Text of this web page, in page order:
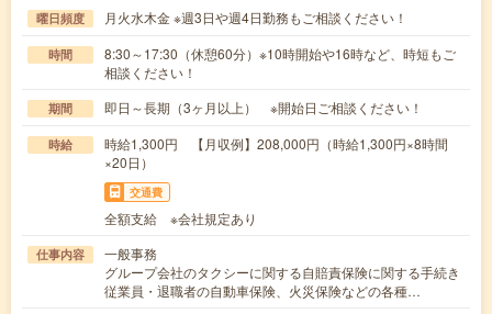
曜日頻度 月火水木金 ※週3日や週4日勤務もご相談ください！
時間
8:30～17:30（休憩60分）※10時開始や16時など、時短もご
相談ください！
期間 即日～長期（3ヶ月以上） ※開始日ご相談ください！
時給
時給1,300円 【月収例】208,000円（時給1,300円×8時間
×20日）
交通費
全額支給 ※会社規定あり
仕事内容
一般事務
グループ会社のタクシーに関する自賠責保険に関する手続き
従業員・退職者の自動車保険、火災保険などの各種…